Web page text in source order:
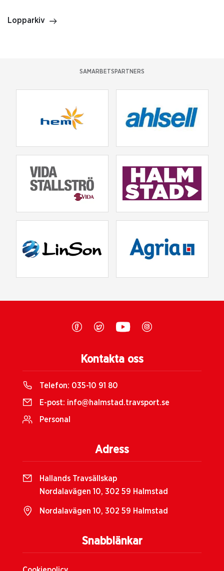
Lopparkiv
SAMARBETSPARTNERS
Snabblänkar
Kontakta oss
Telefon: 035-10 91 80
E-post: info@halmstad.travsport.se
Personal
Adress
Hallands Travsällskap
Nordalavägen 10, 302 59 Halmstad
Nordalavägen 10, 302 59 Halmstad